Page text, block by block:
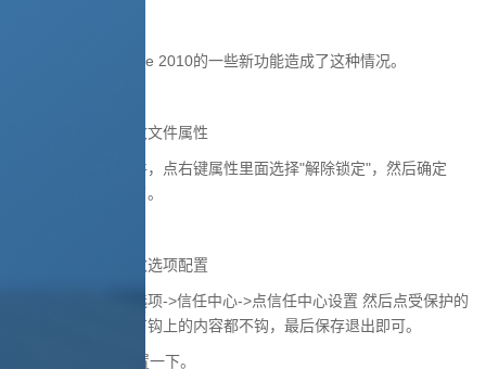
：由于office 2010的一些新功能造成了这种情况。
：修改文件属性
选择需要打开的文件，点右键属性里面选择"解除锁定"，然后确定
后。即可正常打开了。
：修改选项配置
进入文件菜单中的选项->信任中心->点信任中心设置 然后点受保护的
视图，把右边的所有钩上的内容都不钩，最后保存退出即可。
Word/Excel都要设置一下。